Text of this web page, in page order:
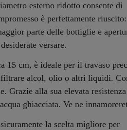
esterno ridotto consente di
è perfettamente
parte delle bottiglie e
versare.
15 cm, è ideale per il travaso
alcol, olio o altri liquidi.
Grazie alla sua elevata
ghiacciata. Ve ne
la scelta migliore per